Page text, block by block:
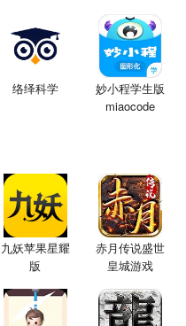
络绎科学
妙小程学生版
miaocode
九妖苹果星耀
版
赤月传说盛世
皇城游戏